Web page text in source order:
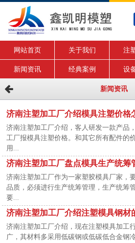
网站首页 关于我们 注
新闻资讯 经典案例 设
新闻资讯
济南注塑加工厂介绍模具注塑价格
济南注塑加工厂介绍，客人研发一款产品
工厂报模具注塑价格。和其它所有配件的
用...
济南注塑加工厂盘点模具生产统筹
济南注塑加工厂作为一家塑胶模具厂家，
品质，必须进行生产统筹管理，生产统筹
要...
济南注塑加工厂介绍注塑模具钢材
济南注塑加工厂介绍，现在注塑模具加工
广，其材料多采用低碳钢或低碳低合金钢